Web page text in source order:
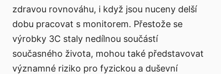
zdravou rovnováhu, i když jsou nuceny delší
dobu pracovat s monitorem. Přestože se
výrobky 3C staly nedílnou součástí
současného života, mohou také představovat
významné riziko pro fyzickou a duševní